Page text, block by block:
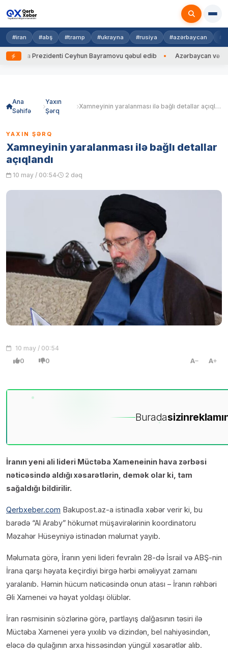
#iran #abş #tramp #ukrayna #rusiya #azərbaycan
Prezidenti Ceyhun Bayramovu qəbul edib Azərbaycan və
Ana
Səhifə
Yaxın
Şərq
Xamneyinin yaralanması ilə bağlı detallar açıqlandı
YAXIN ŞƏRQ
Xamneyinin yaralanması ilə bağlı detallar
açıqlandı
10 may / 00:54 2 dəq
10 may / 00:54
0 0 A A
Buradasizin
İranın yeni ali lideri Müctəba Xameneinin hava zərbəsi
nəticəsində aldığı xəsarətlərin, demək olar ki, tam
sağaldığı bildirilir.
Qerbxeber.com Bakupost.az-a istinadla xəbər verir ki, bu
barədə “Al Araby” hökumət müşavirələrinin koordinatoru
Məzahər Hüseyniyə istinadən məlumat yayıb.
Məlumata görə, İranın yeni lideri fevralın 28-də İsrail və ABŞ-nin
İrana qarşı həyata keçirdiyi birgə hərbi əməliyyat zamanı
yaralanıb. Həmin hücum nəticəsində onun atası – İranın rəhbəri
Əli Xamenei və həyat yoldaşı ölüblər.
İran rəsmisinin sözlərinə görə, partlayış dalğasının təsiri ilə
Müctəba Xamenei yerə yıxılıb və dizindən, bel nahiyəsindən,
eləcə də qulağının arxa hissəsindən yüngül xəsarətlər alıb.